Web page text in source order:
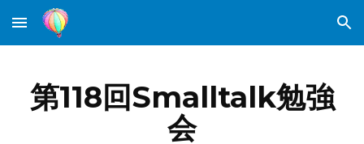
Skip to main content Skip to navigation
第118回Smalltalk勉強
会